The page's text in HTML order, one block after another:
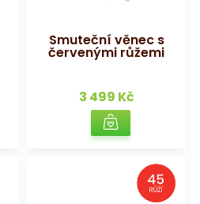
Smuteční věnec s
červenými růžemi
3 499 Kč